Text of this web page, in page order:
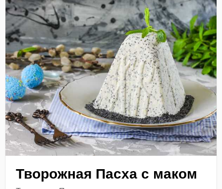
Творожная Пасха с маком